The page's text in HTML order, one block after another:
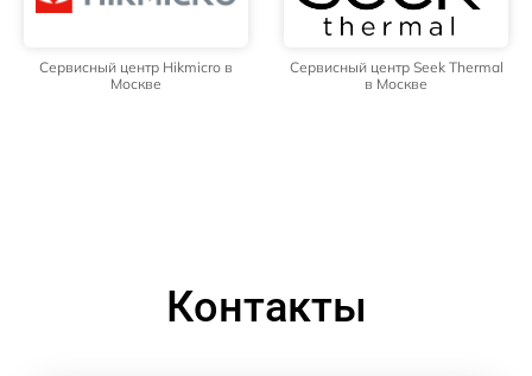
Сервисный центр Hikmicro в
Москве
Сервисный центр Seek Thermal
в Москве
Контакты